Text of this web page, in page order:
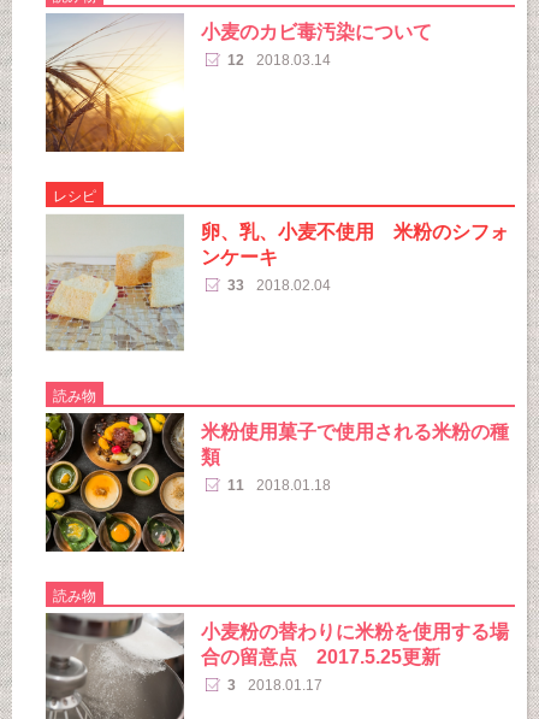
小麦のカビ毒汚染について
12 2018.03.14
レシピ
卵、乳、小麦不使用 米粉のシフォ
ンケーキ
33 2018.02.04
読み物
米粉使用菓子で使用される米粉の種
類
11 2018.01.18
読み物
小麦粉の替わりに米粉を使用する場
合の留意点 2017.5.25更新
3 2018.01.17